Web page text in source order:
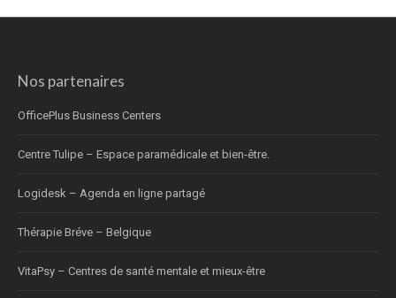
Nos partenaires
OfficePlus Business Centers
Centre Tulipe – Espace paramédicale et bien-être.
Logidesk – Agenda en ligne partagé
Thérapie Bréve – Belgique
VitaPsy – Centres de santé mentale et mieux-être